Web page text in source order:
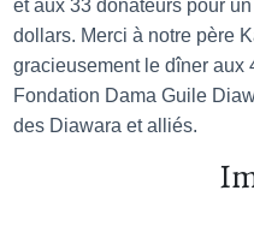
et aux 33 donateurs pour
dollars. Merci à notre père
gracieusement le dîner aux
Fondation Dama Guile
des Diawara et alliés.